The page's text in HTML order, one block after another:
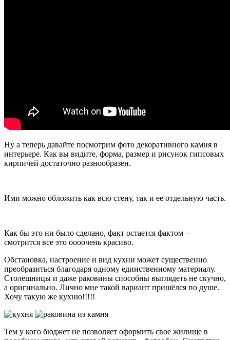
Ну а теперь давайте посмотрим фото декоративного камня в
интерьере. Как вы видите, форма, размер и рисунок гипсовых
кирпичей достаточно разнообразен.
Ими можно обложить как всю стену, так и ее отдельную часть.
Как бы это ни было сделано, факт остается фактом –
смотрится все это оооочень красиво.
Обстановка, настроение и вид кухни может существенно
преобразиться благодаря одному единственному материалу.
Столешницы и даже раковины способны выглядеть не скучно,
а оригинально. Лично мне такой вариант пришёлся по душе.
Хочу такую же кухню!!!!!
Тем у кого бюджет не позволяет оформить свое жилище в